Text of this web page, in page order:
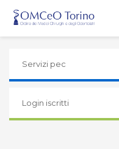
Servizi pec
Login iscritti